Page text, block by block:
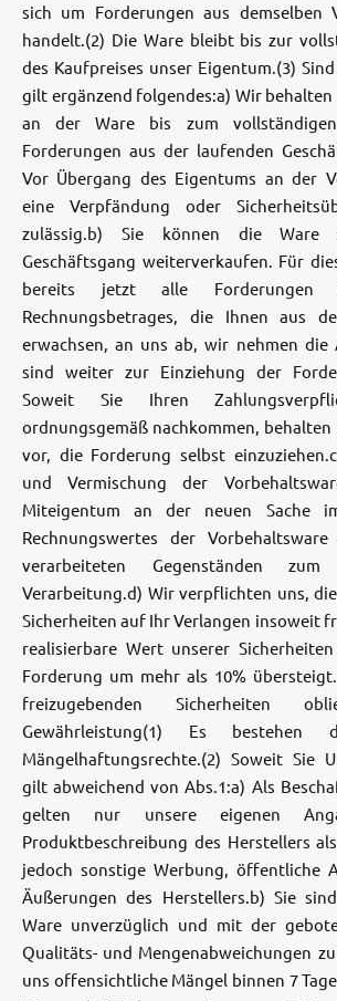
sich um Forderungen aus demselben
handelt.(2) Die Ware bleibt bis zur
des Kaufpreises unser Eigentum.(3)
gilt ergänzend folgendes:a) Wir
an der Ware bis zum
Forderungen aus der laufenden
Vor Übergang des Eigentums an der
eine Verpfändung oder
zulässig.b) Sie können die Ware
Geschäftsgang weiterverkaufen. Für
bereits jetzt alle
Rechnungsbetrages, die Ihnen aus
erwachsen, an uns ab, wir nehmen die
sind weiter zur Einziehung der
Soweit Sie Ihren
ordnungsgemäß nachkommen,
vor, die Forderung selbst einzuziehen.
und Vermischung der
Miteigentum an der neuen Sache
Rechnungswertes der
verarbeiteten Gegenständen
Verarbeitung.d) Wir verpflichten uns,
Sicherheiten auf Ihr Verlangen insoweit
realisierbare Wert unserer
Forderung um mehr als 10%
freizugebenden Sicherheiten
Gewährleistung(1) Es bestehen
Mängelhaftungsrechte.(2) Soweit Sie
gilt abweichend von Abs.1:a) Als
gelten nur unsere eigenen
Produktbeschreibung des Herstellers
jedoch sonstige Werbung, öffentliche
Äußerungen des Herstellers.b) Sie
Ware unverzüglich und mit der
Qualitäts- und Mengenabweichungen
uns offensichtliche Mängel binnen 7